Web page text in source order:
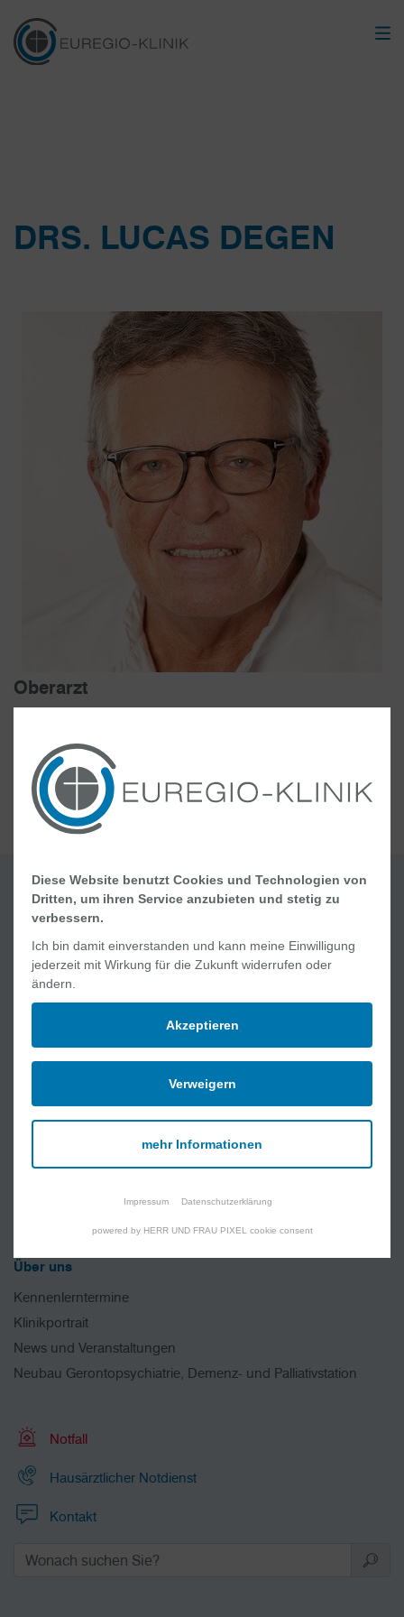
DRS. LUCAS DEGEN
Oberarzt
Quick Links
Jobs und Karriere
Ablauf Ihres Aufenthaltes
Lob und Kritik
Kliniken
Interdisziplinäre Zentren
MVZ und Praxen
Über uns
Kennenlerntermine
Klinikportrait
News und Veranstaltungen
Neubau Gerontopsychiatrie, Demenz- und Palliativstation
Notfall
Hausärztlicher Notdienst
Kontakt
Diese Website benutzt Cookies und Technologien von
Dritten, um ihren Service anzubieten und stetig zu
verbessern.
Ich bin damit einverstanden und kann meine Einwilligung
jederzeit mit Wirkung für die Zukunft widerrufen oder
ändern.
Akzeptieren
Verweigern
mehr Informationen
Impressum Datenschutzerklärung
powered by HERR UND FRAU PIXEL cookie consent